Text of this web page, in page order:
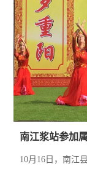
南江浆站参加
10月16日，南江